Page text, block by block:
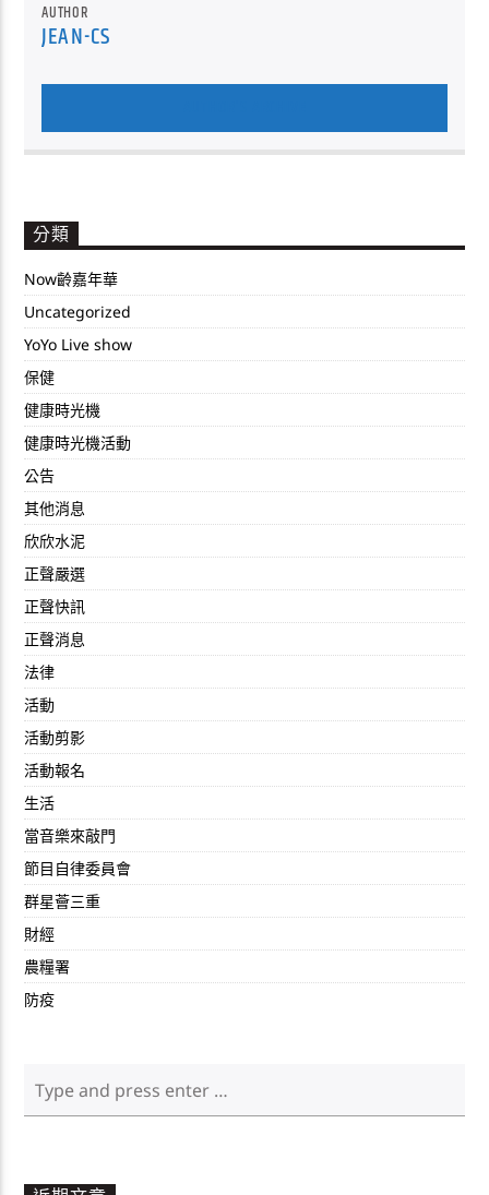
AUTHOR
JEAN-CS
分類
Now齡嘉年華
Uncategorized
YoYo Live show
保健
健康時光機
健康時光機活動
公告
其他消息
欣欣水泥
正聲嚴選
正聲快訊
正聲消息
法律
活動
活動剪影
活動報名
生活
當音樂來敲門
節目自律委員會
群星薈三重
財經
農糧署
防疫